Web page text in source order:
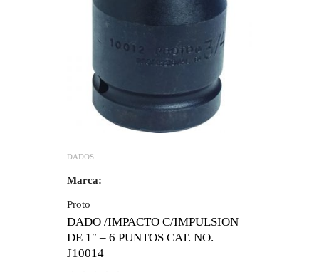
DADOS
Marca:
Proto
DADO /IMPACTO C/IMPULSION
DE 1″ – 6 PUNTOS CAT. NO.
J10014